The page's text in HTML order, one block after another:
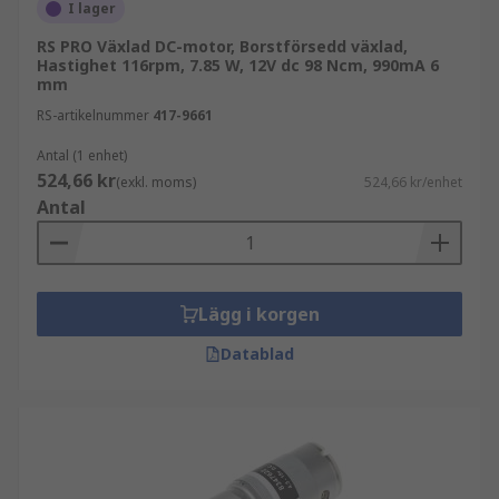
acceleration
Högt startmoment
Linjär hastighets-momentkurva
Det finns två vanliga typer av likströmsmotorer,
borstlösa och borstade. I både borstlösa och
borstade motorer driver magneter motoraxelns
roterande rörelse.
Borstade motorer Dessa är en mer
traditionell typ av motor och används
vanligtvis i kostnadskänsliga tillämpningar,
grundläggande industriell utrustning.
Borstlösa motorer Borstlösa motorer lindrar
I lager
RS PRO Växlad DC-motor, Borstförsedd växlad,
Hastighet 116rpm, 7.85 W, 12V dc 98 Ncm, 990mA 6
mm
RS-artikelnummer 417-9661
Antal (1 enhet)
524,66 kr(exkl. moms) 524,66 kr/enhet
Antal
Lägg i korgen
Datablad